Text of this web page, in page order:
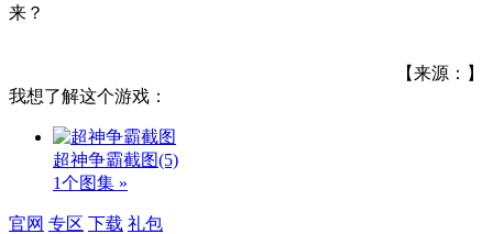
来？
【来源：】
我想了解这个游戏：
超神争霸截图(5)
1个图集 »
官网 专区 下载 礼包